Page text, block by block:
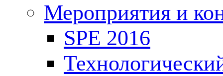
Мероприятия и
SPE 2016